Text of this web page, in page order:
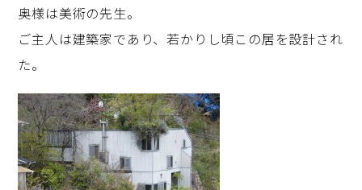
奥様は美術の先生。
ご主人は建築家であり、若かりし頃この居を設計され
た。